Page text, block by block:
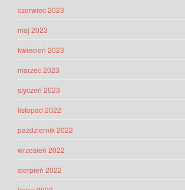
czerwiec 2023
maj 2023
kwiecień 2023
marzec 2023
styczeń 2023
listopad 2022
październik 2022
wrzesień 2022
sierpień 2022